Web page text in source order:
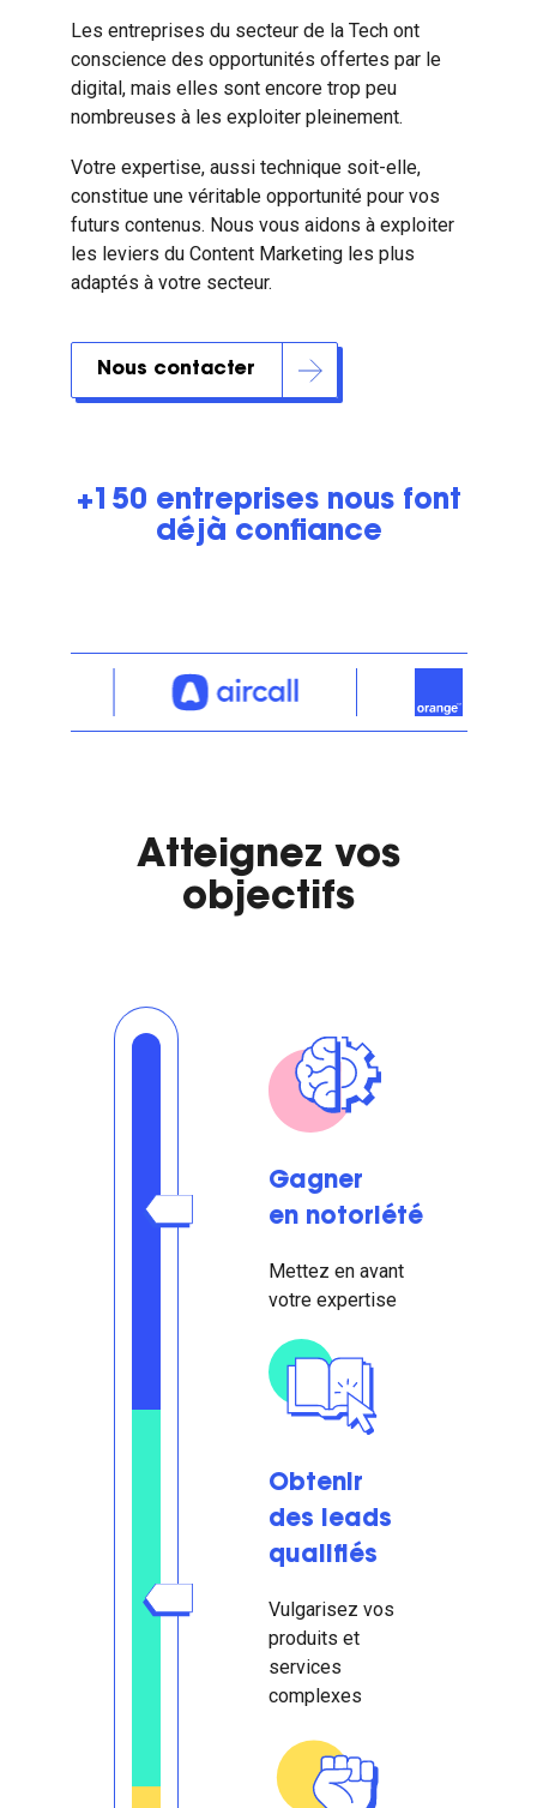
Les entreprises du secteur de la Tech ont
conscience des opportunités offertes par le
digital, mais elles sont encore trop peu
nombreuses à les exploiter pleinement.
Votre expertise, aussi technique soit-elle,
constitue une véritable opportunité pour vos
futurs contenus. Nous vous aidons à exploiter
les leviers du Content Marketing les plus
adaptés à votre secteur.
Nous contacter
+150 entreprises nous font
déjà confiance
Atteignez vos
objectifs
Gagner
en notoriété
Mettez en avant
votre expertise
Obtenir
des leads
qualifiés
Vulgarisez vos
produits et
services
complexes